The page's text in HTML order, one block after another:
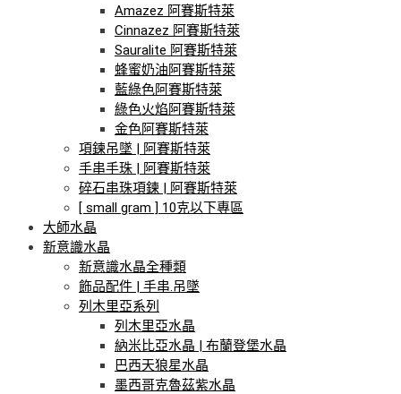
Amazez 阿賽斯特萊
Cinnazez 阿賽斯特萊
Sauralite 阿賽斯特萊
蜂蜜奶油阿賽斯特萊
藍綠色阿賽斯特萊
綠色火焰阿賽斯特萊
金色阿賽斯特萊
項鍊吊墜 | 阿賽斯特萊
手串手珠 | 阿賽斯特萊
碎石串珠項鍊 | 阿賽斯特萊
[ small gram ] 10克以下專區
大師水晶
新意識水晶
新意識水晶全種類
飾品配件 | 手串.吊墜
列木里亞系列
列木里亞水晶
納米比亞水晶 | 布蘭登堡水晶
巴西天狼星水晶
墨西哥克魯茲紫水晶